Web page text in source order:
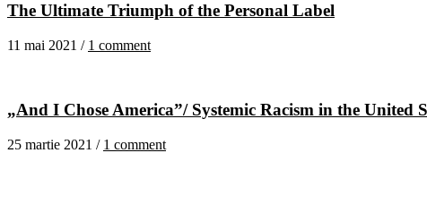
The Ultimate Triumph of the Personal Label
11 mai 2021 / 1 comment
„And I Chose America”/ Systemic Racism in the United
25 martie 2021 / 1 comment